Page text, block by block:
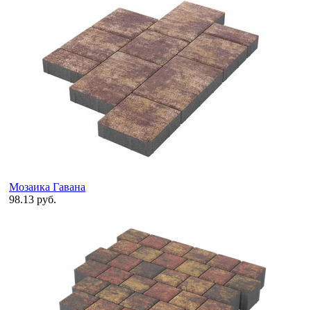
Мозаика Гавана
98.13 руб.